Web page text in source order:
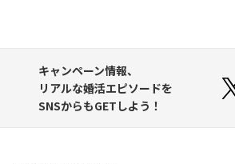
キャンペーン情報、
リアルな婚活エピソードを
SNSからもGETしよう！